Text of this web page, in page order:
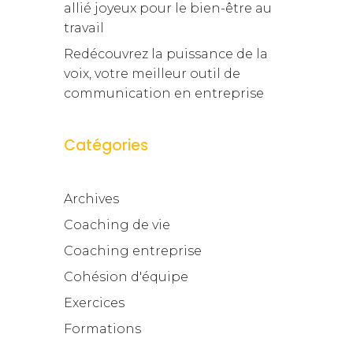
allié joyeux pour le bien-être au
travail
Redécouvrez la puissance de la
voix, votre meilleur outil de
communication en entreprise
Catégories
Archives
Coaching de vie
Coaching entreprise
Cohésion d'équipe
Exercices
Formations